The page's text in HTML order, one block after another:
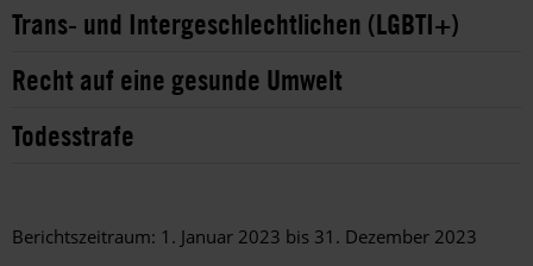
Trans- und Intergeschlechtlichen (LGBTI+)
Recht auf eine gesunde Umwelt
Todesstrafe
Berichtszeitraum: 1. Januar 2023 bis 31. Dezember 2023